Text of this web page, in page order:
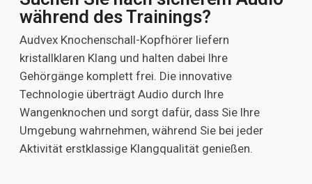
während des Trainings?
Audvex Knochenschall-Kopfhörer liefern
kristallklaren Klang und halten dabei Ihre
Gehörgänge komplett frei. Die innovative
Technologie überträgt Audio durch Ihre
Wangenknochen und sorgt dafür, dass Sie Ihre
Umgebung wahrnehmen, während Sie bei jeder
Aktivität erstklassige Klangqualität genießen.